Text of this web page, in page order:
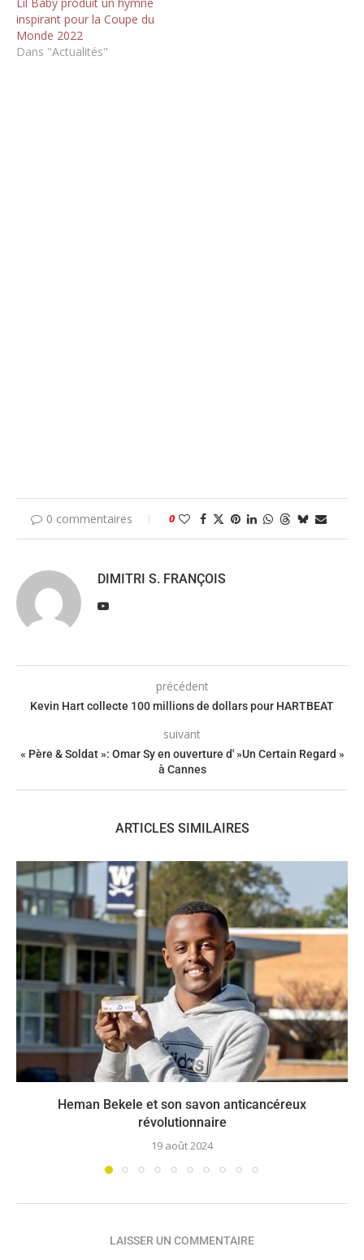
inspirant pour la Coupe du
Monde 2022
Dans "Actualités"
0 commentaires 0
DIMITRI S. FRANÇOIS
précédent
Kevin Hart collecte 100 millions de dollars pour HARTBEAT
suivant
« Père & Soldat »: Omar Sy en ouverture d' »Un Certain Regard »
à Cannes
ARTICLES SIMILAIRES
Heman Bekele et son savon anticancéreux
révolutionnaire
19 août 2024
LAISSER UN COMMENTAIRE